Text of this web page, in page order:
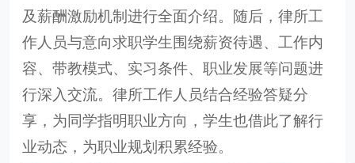
及薪酬激励机制进行全面介绍。随后，律所工
作人员与意向求职学生围绕薪资待遇、工作内
容、带教模式、实习条件、职业发展等问题进
行深入交流。律所工作人员结合经验答疑分
享，为同学指明职业方向，学生也借此了解行
业动态，为职业规划积累经验。